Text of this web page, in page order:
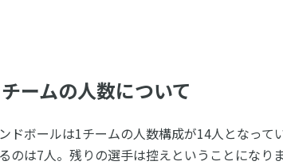
チームの人数について
ドボールは1チームの人数構成が14人となって
のは7人。残りの選手は控えということになりま